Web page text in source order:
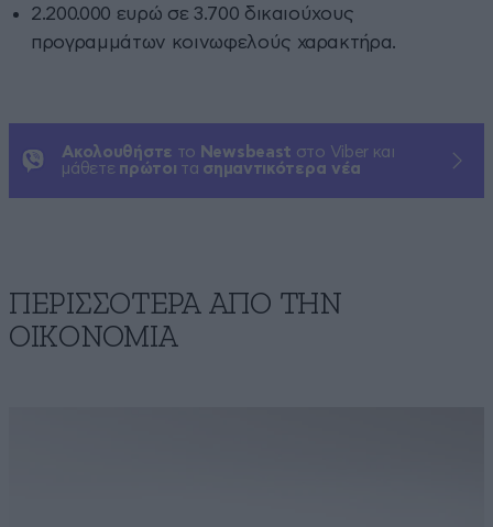
2.200.000 ευρώ σε 3.700 δικαιούχους
προγραμμάτων κοινωφελούς χαρακτήρα.
Ακολουθήστε το Newsbeast στο Viber και
μάθετε πρώτοι τα σημαντικότερα νέα
ΠΕΡΙΣΣΟΤΕΡΑ ΑΠΟ ΤΗΝ
ΟΙΚΟΝΟΜΙΑ